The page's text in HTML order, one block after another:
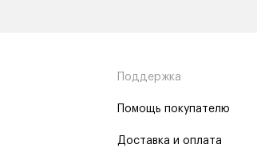
Поддержка
Помощь покупателю
Доставка и оплата